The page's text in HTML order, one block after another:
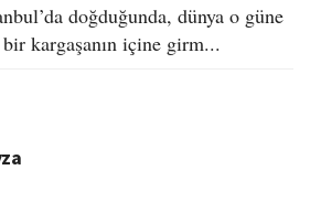
doğduğunda, dünya o güne
bir kargaşanın içine girm...